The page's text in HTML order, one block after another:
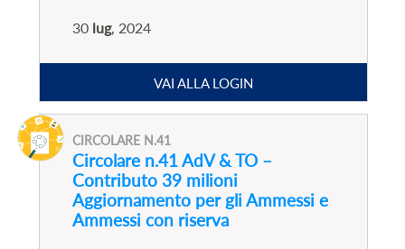
30 lug, 2024
VAI ALLA LOGIN
CIRCOLARE N.41
Circolare n.41 AdV & TO –
Contributo 39 milioni
Aggiornamento per gli Ammessi e
Ammessi con riserva